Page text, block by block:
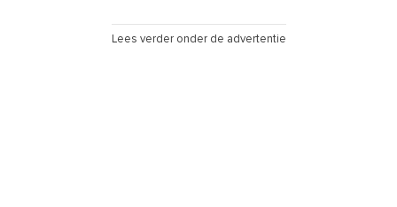
Lees verder onder de advertentie